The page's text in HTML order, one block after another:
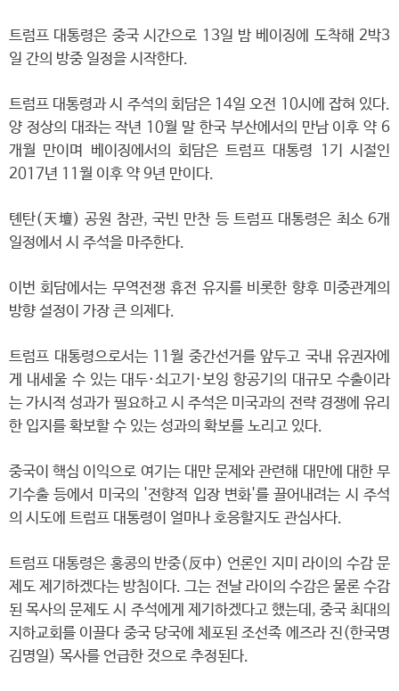
트럼프 대통령은 중국 시간으로 13일 밤 베이징에 도착해 2박3
일 간의 방중 일정을 시작한다.
트럼프 대통령과 시 주석의 회담은 14일 오전 10시에 잡혀 있다.
양 정상의 대좌는 작년 10월 말 한국 부산에서의 만남 이후 약 6
개월 만이며 베이징에서의 회담은 트럼프 대통령 1기 시절인
2017년 11월 이후 약 9년 만이다.
톈탄(天壇) 공원 참관, 국빈 만찬 등 트럼프 대통령은 최소 6개
일정에서 시 주석을 마주한다.
이번 회담에서는 무역전쟁 휴전 유지를 비롯한 향후 미중관계의
방향 설정이 가장 큰 의제다.
트럼프 대통령으로서는 11월 중간선거를 앞두고 국내 유권자에
게 내세울 수 있는 대두·쇠고기·보잉 항공기의 대규모 수출이라
는 가시적 성과가 필요하고 시 주석은 미국과의 전략 경쟁에 유리
한 입지를 확보할 수 있는 성과의 확보를 노리고 있다.
중국이 핵심 이익으로 여기는 대만 문제와 관련해 대만에 대한 무
기수출 등에서 미국의 '전향적 입장 변화'를 끌어내려는 시 주석
의 시도에 트럼프 대통령이 얼마나 호응할지도 관심사다.
트럼프 대통령은 홍콩의 반중(反中) 언론인 지미 라이의 수감 문
제도 제기하겠다는 방침이다. 그는 전날 라이의 수감은 물론 수감
된 목사의 문제도 시 주석에게 제기하겠다고 했는데, 중국 최대의
지하교회를 이끌다 중국 당국에 체포된 조선족 에즈라 진(한국명
김명일) 목사를 언급한 것으로 추정된다.